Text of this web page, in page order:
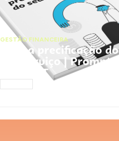
GESTÃO FINANCEIRA
Faça a precificação do
seu serviço | Prompts
ChatGPT